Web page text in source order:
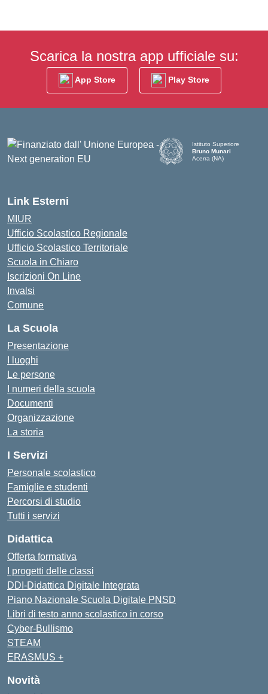
Scarica la nostra app ufficiale su:
App Store Play Store
Istituto Superiore
Bruno Munari
Acerra (NA)
Link Esterni
MIUR
Ufficio Scolastico Regionale
Ufficio Scolastico Territoriale
Scuola in Chiaro
Iscrizioni On Line
Invalsi
Comune
La Scuola
Presentazione
I luoghi
Le persone
I numeri della scuola
Documenti
Organizzazione
La storia
I Servizi
Personale scolastico
Famiglie e studenti
Percorsi di studio
Tutti i servizi
Didattica
Offerta formativa
I progetti delle classi
DDI-Didattica Digitale Integrata
Piano Nazionale Scuola Digitale PNSD
Libri di testo anno scolastico in corso
Cyber-Bullismo
STEAM
ERASMUS +
Novità